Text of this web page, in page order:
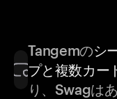
Tangemのシ
プと複数カー
り、Swagは